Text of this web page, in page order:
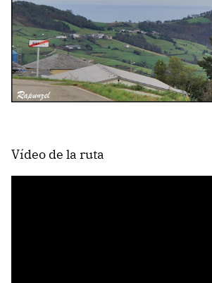
Vídeo de la ruta